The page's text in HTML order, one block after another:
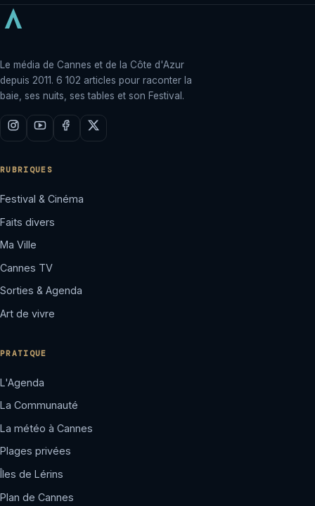
Le média de Cannes et de la Côte d'Azur
depuis 2011. 6 102 articles pour raconter la
baie, ses nuits, ses tables et son Festival.
RUBRIQUES
Festival & Cinéma
Faits divers
Ma Ville
Cannes TV
Sorties & Agenda
Art de vivre
PRATIQUE
L'Agenda
La Communauté
La météo à Cannes
Plages privées
Îles de Lérins
Plan de Cannes